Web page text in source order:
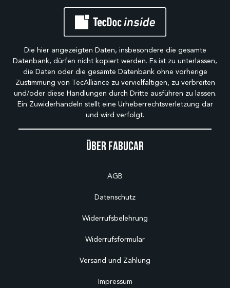
Über Fabucar
AGB
Datenschutz
Widerrufsbelehrung
Widerrufsformular
Versand und Zahlung
Impressum
Die hier angezeigten Daten, insbesondere die gesamte
Datenbank, dürfen nicht kopiert werden. Es ist zu unterlassen,
die Daten oder die gesamte Datenbank ohne vorherige
Zustimmung von TecAlliance zu vervielfältigen, zu verbreiten
und/oder diese Handlungen durch Dritte ausführen zu lassen.
Ein Zuwiderhandeln stellt eine Urheberrechtsverletzung dar
und wird verfolgt.